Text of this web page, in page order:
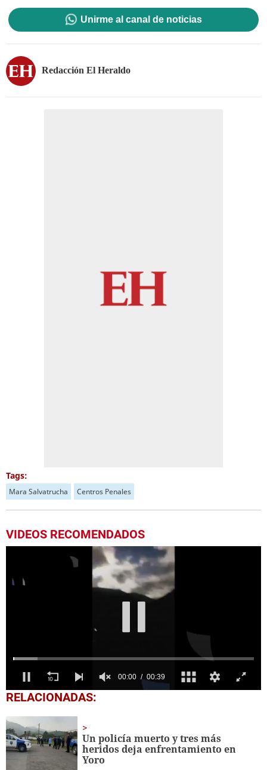
Unirme al canal de noticias
Redacción El Heraldo
Tags:
Mara Salvatrucha Centros Penales
VIDEOS RECOMENDADOS
0
seconds
39
seconds
RELACIONADAS:
Un policía muerto y tres más
heridos deja enfrentamiento en
Yoro